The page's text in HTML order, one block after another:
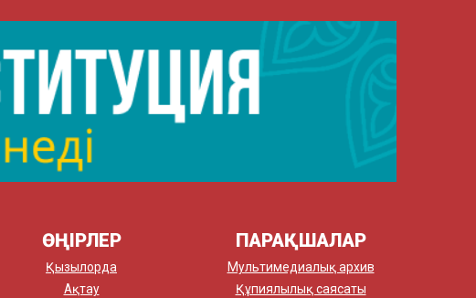
ӨҢІРЛЕР
Қызылорда
Ақтау
ПАРАҚШАЛАР
Мультимедиалық архив
Құпиялылық саясаты